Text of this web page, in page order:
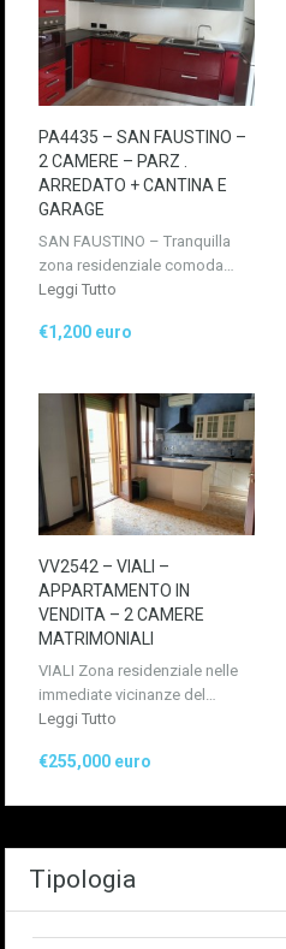
PA4435 – SAN FAUSTINO –
2 CAMERE – PARZ .
ARREDATO + CANTINA E
GARAGE
SAN FAUSTINO – Tranquilla
zona residenziale comoda…
Leggi Tutto
€1,200 euro
VV2542 – VIALI –
APPARTAMENTO IN
VENDITA – 2 CAMERE
MATRIMONIALI
VIALI Zona residenziale nelle
immediate vicinanze del…
Leggi Tutto
€255,000 euro
Tipologia